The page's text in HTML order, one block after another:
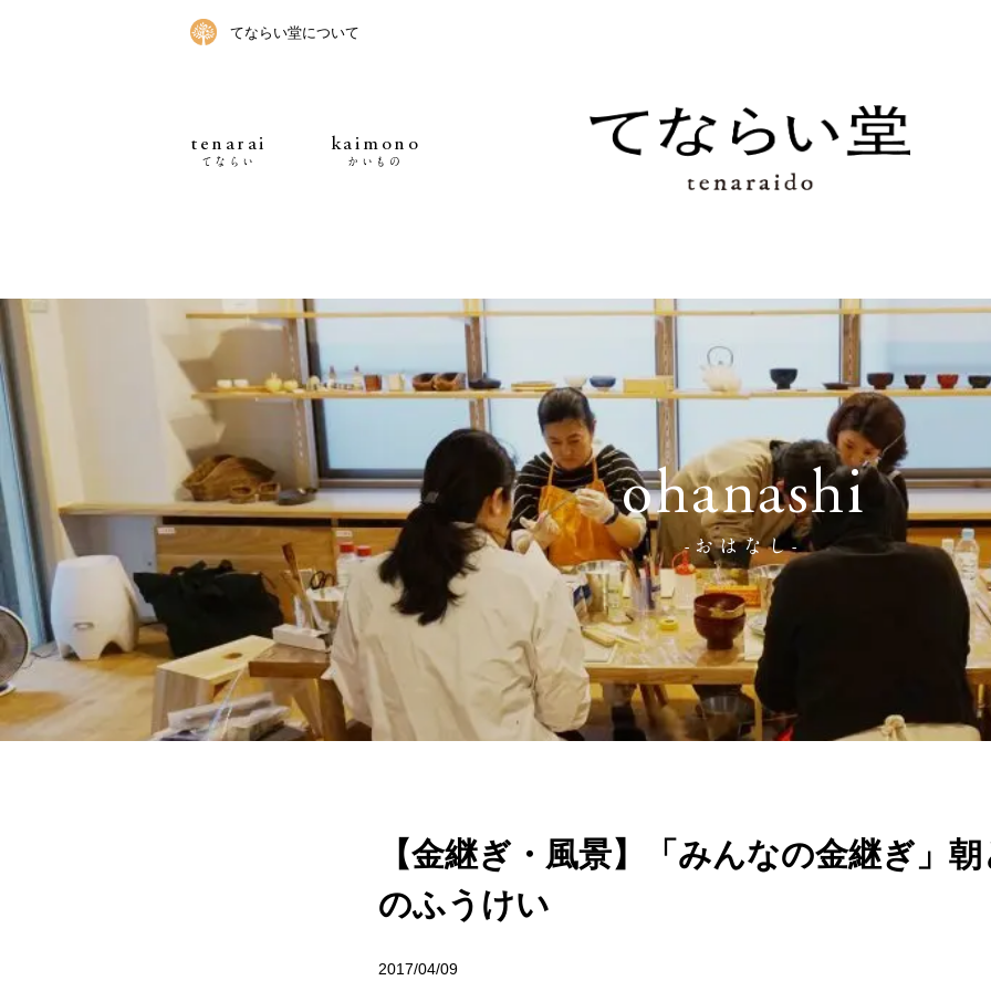
てならい堂について
tenarai
てならい
kaimono
かいもの
ohanashi
-おはなし-
【金継ぎ・風景】「みんなの金継ぎ」
のふうけい
2017/04/09